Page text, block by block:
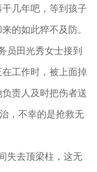
几年吧，等到孩子
的如此猝不及防。
田光秀女士接到
工作时，被上面掉
责人及时把伤者送
，不幸的是抢救无
失去顶梁柱，这无